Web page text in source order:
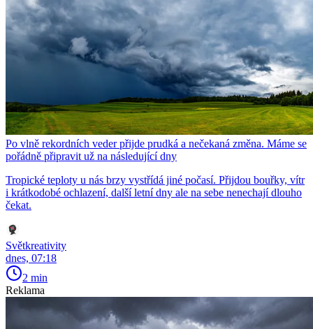
Po vlně rekordních veder přijde prudká a nečekaná změna. Máme se
pořádně připravit už na následující dny
Tropické teploty u nás brzy vystřídá jiné počasí. Přijdou bouřky, vítr
i krátkodobé ochlazení, další letní dny ale na sebe nenechají dlouho
čekat.
Světkreativity
dnes, 07:18
2 min
Reklama